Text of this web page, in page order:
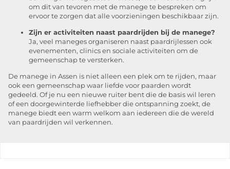
om dit van tevoren met de manege te bespreken om
ervoor te zorgen dat alle voorzieningen beschikbaar zijn.
Zijn er activiteiten naast paardrijden bij de manege?
Ja, veel maneges organiseren naast paardrijlessen ook
evenementen, clinics en sociale activiteiten om de
gemeenschap te versterken.
De manege in Assen is niet alleen een plek om te rijden, maar
ook een gemeenschap waar liefde voor paarden wordt
gedeeld. Of je nu een nieuwe ruiter bent die de basis wil leren
of een doorgewinterde liefhebber die ontspanning zoekt, de
manege biedt een warm welkom aan iedereen die de wereld
van paardrijden wil verkennen.